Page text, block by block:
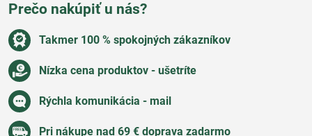
Prečo nakúpiť u nás?
Takmer 100 % spokojných zákazníkov
Nízka cena produktov - ušetríte
Rýchla komunikácia - mail
Pri nákupe nad 69 € doprava zadarmo